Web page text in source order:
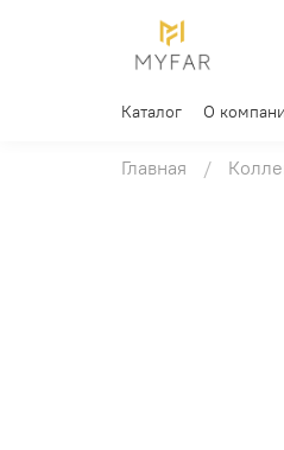
Каталог О
Главная